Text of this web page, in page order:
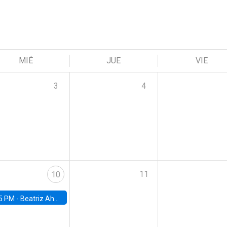
MIÉ JUE VIE
3 4
10
PM - Beatriz Ahumada, PhD candidate, Universidad de Pittsburgh
11